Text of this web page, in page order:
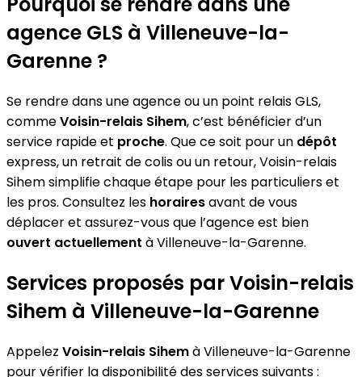
agence GLS à Villeneuve-la-
Garenne ?
Se rendre dans une agence ou un point relais GLS,
commeVoisin-relais Sihem, c’est bénéficier d’un
service rapide et proche. Que ce soit pour un dépôt
express, un retrait de colis ou un retour, Voisin-relais
Sihem simplifie chaque étape pour les particuliers et
les pros. Consultez les horairesavant de vous
déplacer et assurez-vous que l’agence est bien
ouvert actuellement à Villeneuve-la-Garenne.
Services proposés par Voisin-relais
Sihem à Villeneuve-la-Garenne
Appelez Voisin-relais Sihemà Villeneuve-la-Garenne
pour vérifier la disponibilité des services suivants :